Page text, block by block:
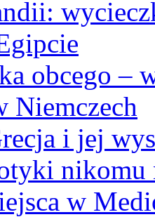
obcego –
Niemczech
i jej
nikomu
w